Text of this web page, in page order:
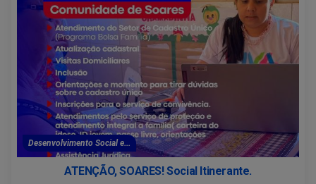
Desenvolvimento Social e...
ATENÇÃO, SOARES! Social Itinerante.